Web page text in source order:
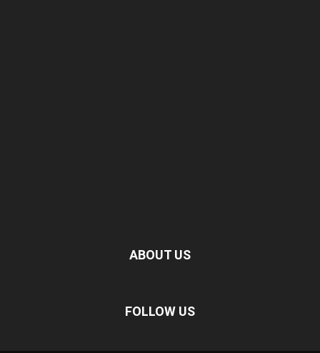
ABOUT US
FOLLOW US